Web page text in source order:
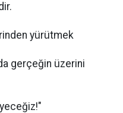
yürütmek
gerçeğin üzerini